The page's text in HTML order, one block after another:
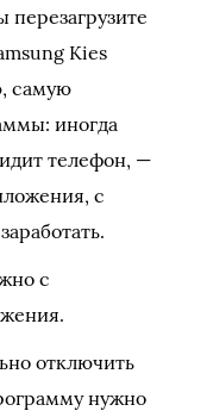
Kies
самую
иногда
телефон, —
с
с
отключить
нужно